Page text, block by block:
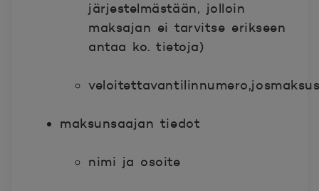
järjestelmästään, jolloin
maksajan ei tarvitse erikseen
antaa ko. tietoja)
maksunsaajan tiedot
nimi ja osoite